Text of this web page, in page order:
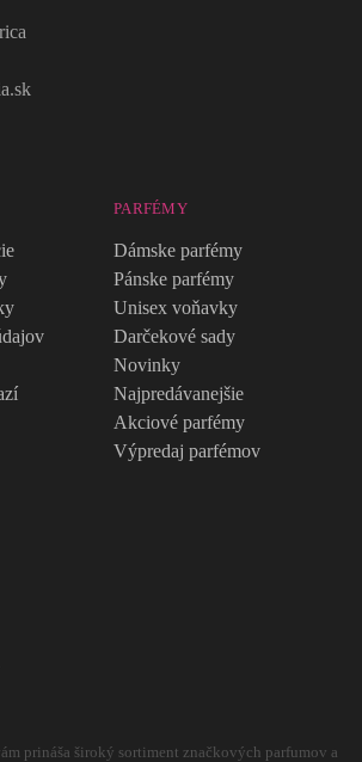
PARFÉMY
Dámske parfémy
Pánske parfémy
Unisex voňavky
Darčekové sady
Novinky
Najpredávanejšie
Akciové parfémy
Výpredaj parfémov
prináša široký sortiment značkových parfumov a